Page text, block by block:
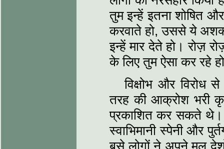
तुम इन्हें इतना शोषित
करवाते हो, उससे ये
इन्हें मार देते हो। रोज़
के लिए तुम ऐसा कर रहे
विक्षोभ और विरोध
तरह की आक्रोश भरी
प्रकाशित कर सकते थे।
स्वाभिमानी स्पेनी और
बसे लोगों ने अपने मूल